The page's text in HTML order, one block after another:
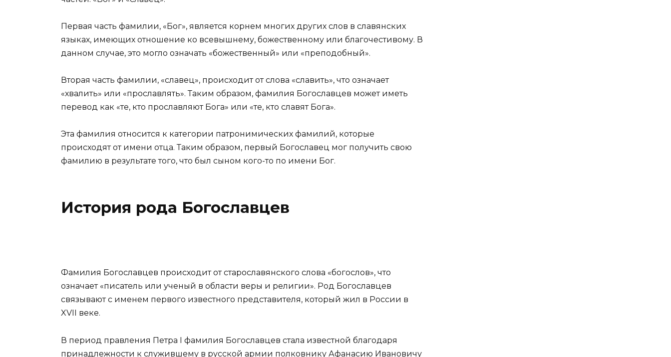
Первая часть фамилии, «Бог», является корнем многих других слов в славянских
языках, имеющих отношение ко всевышнему, божественному или благочестивому. В
данном случае, это могло означать «божественный» или «преподобный».
Вторая часть фамилии, «славец», происходит от слова «славить», что означает
«хвалить» или «прославлять». Таким образом, фамилия Богославцев может иметь
перевод как «те, кто прославляют Бога» или «те, кто славят Бога».
Эта фамилия относится к категории патронимических фамилий, которые
происходят от имени отца. Таким образом, первый Богославец мог получить свою
фамилию в результате того, что был сыном кого-то по имени Бог.
История рода Богославцев
Фамилия Богославцев происходит от старославянского слова «богослов», что
означает «писатель или ученый в области веры и религии». Род Богославцев
связывают с именем первого известного представителя, который жил в России в
XVII веке.
В период правления Петра I фамилия Богославцев стала известной благодаря
принадлежности к служившему в русской армии полковнику Афанасию Ивановичу